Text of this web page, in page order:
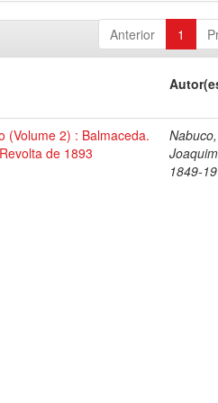
Anterior 1
(Volume 2) : Balmaceda.
de 1893
Nabuco,
1849-